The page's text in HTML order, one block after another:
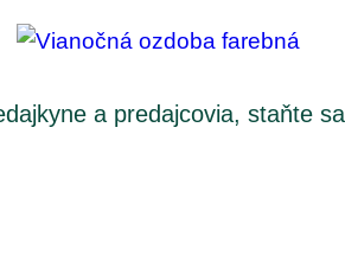
a predajcovia, staňte